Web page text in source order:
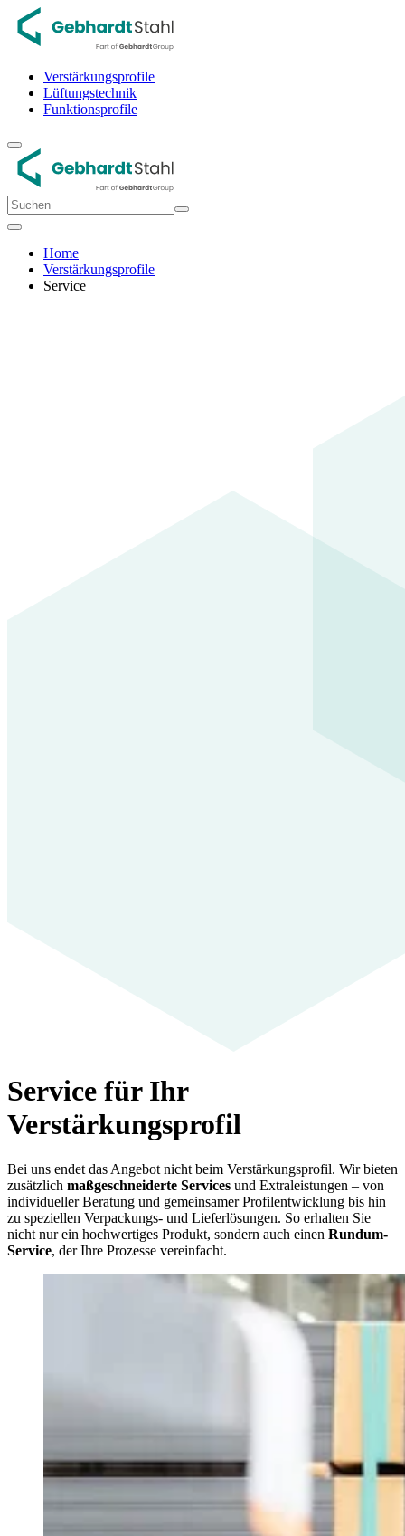
Verstärkungsprofile
Lüftungstechnik
Funktionsprofile
Home
Verstärkungsprofile
Service
Service für Ihr
Verstärkungsprofil
Bei uns endet das Angebot nicht beim Verstärkungsprofil. Wir bieten
zusätzlich maßgeschneiderte Services und Extraleistungen – von
individueller Beratung und gemeinsamer Profilentwicklung bis hin
zu speziellen Verpackungs- und Lieferlösungen. So erhalten Sie
nicht nur ein hochwertiges Produkt, sondern auch einen Rundum-
Service, der Ihre Prozesse vereinfacht.